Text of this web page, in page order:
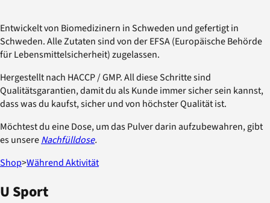
Entwickelt von Biomedizinern in Schweden und gefertigt in
Schweden. Alle Zutaten sind von der EFSA (Europäische Behörde
für Lebensmittelsicherheit) zugelassen.
Hergestellt nach HACCP / GMP. All diese Schritte sind
Qualitätsgarantien, damit du als Kunde immer sicher sein kannst,
dass was du kaufst, sicher und von höchster Qualität ist.
Möchtest du eine Dose, um das Pulver darin aufzubewahren, gibt
es unsereNachfülldose.
Shop>Während Aktivität
U Sport